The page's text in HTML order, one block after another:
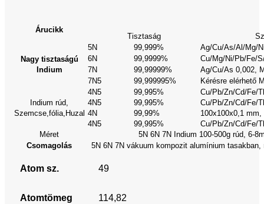
Árucikk
Tisztaság
Nagy tisztaságú
Indium
5N 99,999%
Ag/Cu/As/Al/Mg/
6N
99,9999%
Cu/Mg/Ni/Pb/Fe/
7N
99,99999%
Ag/Cu/As 0,002,
7N5
99,999995% Kérésre elérhető
Indium rúd,
Szemcse,fólia, Huzal
4N5 99,995%
Cu/Pb/Zn/Cd/Fe/
4N5
99,995%
Cu/Pb/Zn/Cd/Fe/
4N
99,99%
100x100x0,1
4N5
99,995%
Cu/Pb/Zn/Cd/Fe/
Méret
5N 6N 7N Indium 100-500g rúd, 6-
Csomagolás
5N 6N 7N vákuum kompozit alumínium
Atom sz. 49
Atomtömeg 114,82